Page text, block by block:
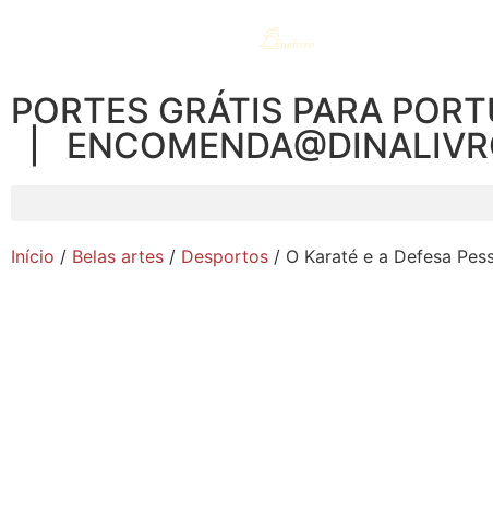
PORTES GRÁTIS PARA
|
Início / Belas artes / Desportos / O Karaté e a Defesa